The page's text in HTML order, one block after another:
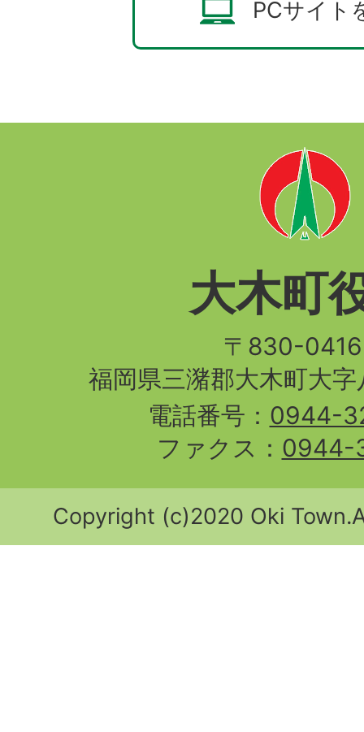
PCサイト
大木町
〒830-
福岡県三潴郡大木町大
電話番号： 0944-
ファクス： 0944-
Copyright (c)2020 Oki